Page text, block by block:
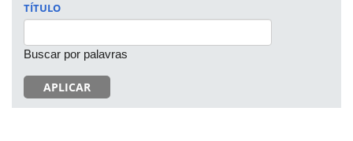
TÍTULO
Buscar por palavras
APLICAR